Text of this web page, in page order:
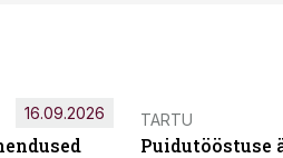
16.09.2026 TARTU
Puidutööstuse